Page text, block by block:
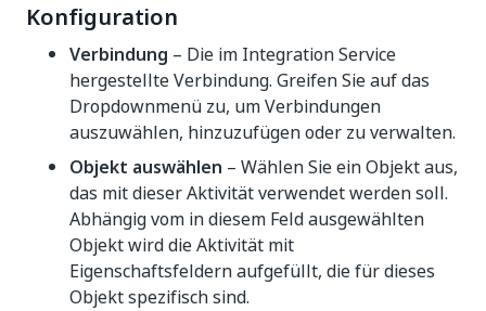
Konfiguration
Verbindung – Die im Integration Service
hergestellte Verbindung. Greifen Sie auf das
Dropdownmenü zu, um Verbindungen
auszuwählen, hinzuzufügen oder zu verwalten.
Objekt auswählen – Wählen Sie ein Objekt aus,
das mit dieser Aktivität verwendet werden soll.
Abhängig vom in diesem Feld ausgewählten
Objekt wird die Aktivität mit
Eigenschaftsfeldern aufgefüllt, die für dieses
Objekt spezifisch sind.